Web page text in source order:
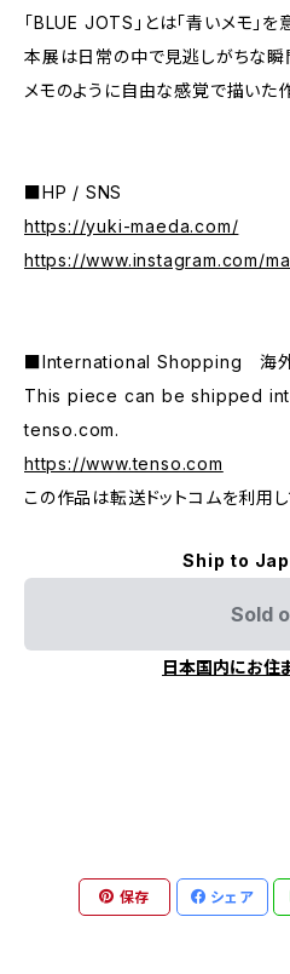
「BLUE JOTS」とは「青いメモ」を
本展は日常の中で見逃しがちな
メモのように自由な感覚で描いた
■HP / SNS
https://yuki-maeda.com/
https://www.instagram.com/
■International Shopping 海外
This piece can be shipped
tenso.com.
https://www.tenso.com
この作品は転送ドットコムを利用
Ship to
Sold
日本国内にお住
保存 シェア